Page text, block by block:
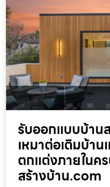
รับออกแบบบ้าน
เหมาต่อเติมบ้า
ตกแต่งภายในค
สร้างบ้าน.com